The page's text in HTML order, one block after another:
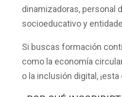
dinamizadoras, personal
socioeducativo y
Si buscas formación
como la economía
o la inclusión digital,